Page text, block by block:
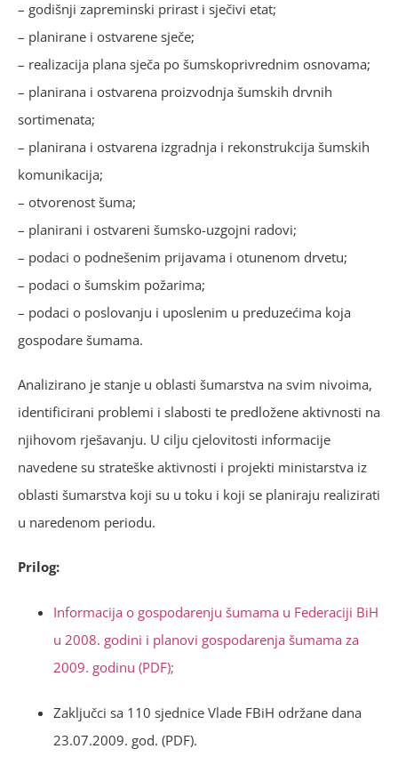
– godišnji zapreminski prirast i sječivi etat;
– planirane i ostvarene sječe;
– realizacija plana sječa po šumskoprivrednim osnovama;
– planirana i ostvarena proizvodnja šumskih drvnih
sortimenata;
– planirana i ostvarena izgradnja i rekonstrukcija šumskih
komunikacija;
– otvorenost šuma;
– planirani i ostvareni šumsko-uzgojni radovi;
– podaci o podnešenim prijavama i otunenom drvetu;
– podaci o šumskim požarima;
– podaci o poslovanju i uposlenim u preduzećima koja
gospodare šumama.
Analizirano je stanje u oblasti šumarstva na svim nivoima,
identificirani problemi i slabosti te predložene aktivnosti na
njihovom rješavanju. U cilju cjelovitosti informacije
navedene su strateške aktivnosti i projekti ministarstva iz
oblasti šumarstva koji su u toku i koji se planiraju realizirati
u naredenom periodu.
Prilog:
Informacija o gospodarenju šumama u Federaciji BiH
u 2008. godini i planovi gospodarenja šumama za
2009. godinu (PDF);
Zaključci sa 110 sjednice Vlade FBiH održane dana
23.07.2009. god. (PDF).